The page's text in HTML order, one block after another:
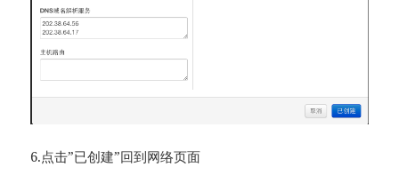
6.点击”已创建”回到网络页面